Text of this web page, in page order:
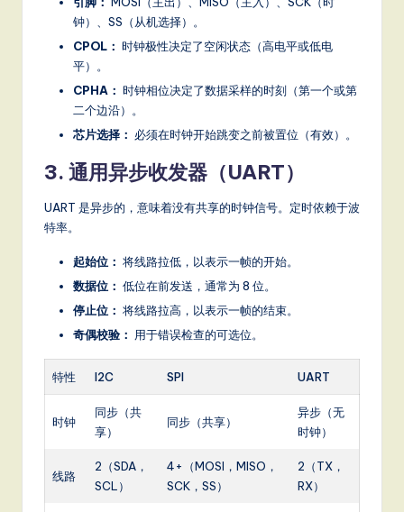
钟）、SS（从机选择）。
CPOL： 时钟极性决定了空闲状态（高电平或低电
平）。
CPHA： 时钟相位决定了数据采样的时刻（第一个或第
二个边沿）。
芯片选择： 必须在时钟开始跳变之前被置位（有效）。
3. 通用异步收发器（UART）
UART 是异步的，意味着没有共享的时钟信号。定时依赖于波
特率。
起始位： 将线路拉低，以表示一帧的开始。
数据位： 低位在前发送，通常为 8 位。
停止位： 将线路拉高，以表示一帧的结束。
奇偶校验： 用于错误检查的可选位。
特性 I2C SPI UART
时钟
同步（共
享）
同步（共享）
异步（无
时钟）
线路
2（SDA，
SCL）
4+（MOSI，MISO，
SCK，SS）
2（TX，
RX）